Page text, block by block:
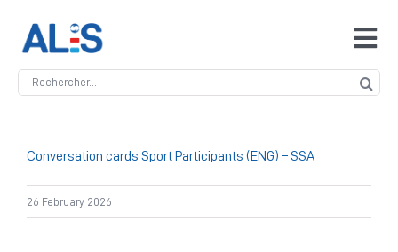
content
Search
Accueil
Antidopage
Conversation cards Sport Participants (ENG) – SSA
26 February 2026